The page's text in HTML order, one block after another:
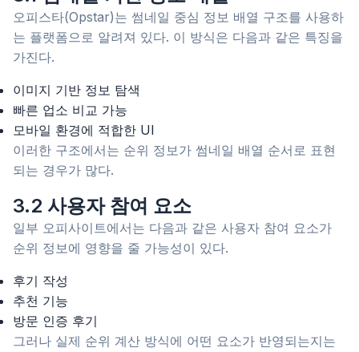
오피스타(Opstar)는 썸네일 중심 정보 배열 구조를 사용하
는 플랫폼으로 알려져 있다. 이 방식은 다음과 같은 특징을
가진다.
이미지 기반 정보 탐색
빠른 업소 비교 가능
모바일 환경에 적합한 UI
이러한 구조에서는 순위 정보가 썸네일 배열 순서로 표현
되는 경우가 많다.
3.2 사용자 참여 요소
일부 오피사이트에서는 다음과 같은 사용자 참여 요소가
순위 정보에 영향을 줄 가능성이 있다.
후기 작성
추천 기능
방문 인증 후기
그러나 실제 순위 계산 방식에 어떤 요소가 반영되는지는